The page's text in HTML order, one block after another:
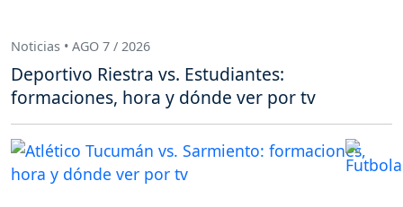
Noticias • AGO 7 / 2026
Deportivo Riestra vs. Estudiantes:
formaciones, hora y dónde ver por tv